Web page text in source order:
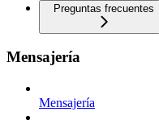
Preguntas frecuentes
Mensajería
Mensajería